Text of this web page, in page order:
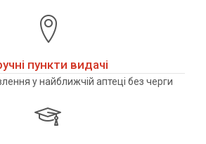
пункти видачі
у найближчій аптеці без черги